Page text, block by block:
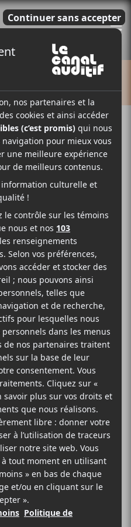
Young
–22:00
seront en
Coup de cœur
Lion D’or le 14